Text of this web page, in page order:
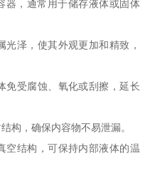
器，通常用于储存液体或固体
泽，使其外观更加和精致，
免受腐蚀、氧化或刮擦，延长
构，确保内容物不易泄漏。
空结构，可保持内部液体的温